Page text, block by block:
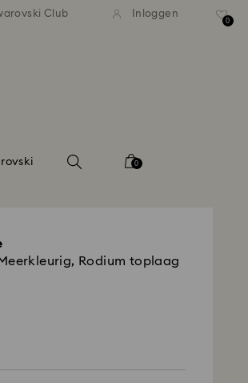
EUR 99 Gratis standaardverzending
Club Inloggen
0
0
Rodium toplaag